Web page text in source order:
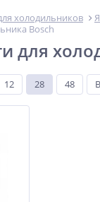
холодильников
Bosch
для
12 28 48